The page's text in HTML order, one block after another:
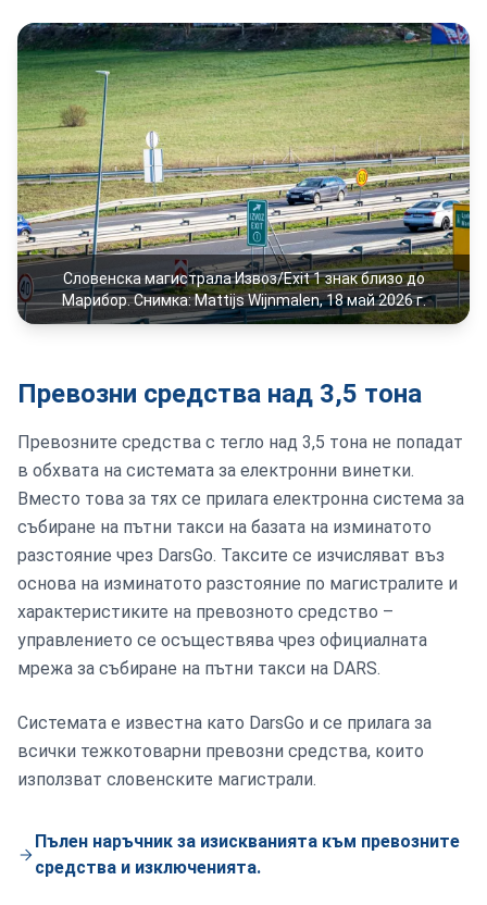
Словенска магистрала Извоз/Exit 1 знак близо до
Марибор. Снимка: Mattijs Wijnmalen, 18 май 2026 г.
Превозни средства над 3,5 тона
Превозните средства с тегло над 3,5 тона не попадат
в обхвата на системата за електронни винетки.
Вместо това за тях се прилага електронна система за
събиране на пътни такси на базата на изминатото
разстояние чрез DarsGo. Таксите се изчисляват въз
основа на изминатото разстояние по магистралите и
характеристиките на превозното средство –
управлението се осъществява чрез официалната
мрежа за събиране на пътни такси на DARS.
Системата е известна като DarsGo и се прилага за
всички тежкотоварни превозни средства, които
използват словенските магистрали.
Пълен наръчник за изискванията към превозните
средства и изключенията.